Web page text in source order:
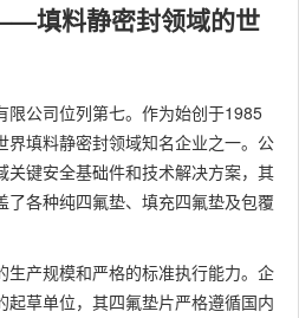
填料静密封领域的世
限公司位列第七。作为始创于1985
界填料静密封领域知名企业之一。公
关键安全基础件和技术解决方案，其
了各种纯四氟垫、填充四氟垫及包覆
生产规模和严格的标准执行能力。企
起草单位，其四氟垫片严格遵循国内